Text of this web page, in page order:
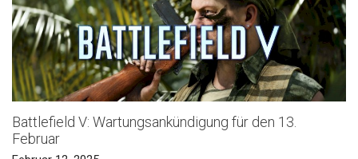
Battlefield V: Wartungsankündigung für den 13.
Februar